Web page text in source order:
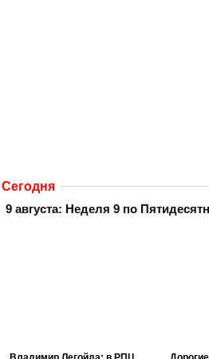
Сегодня
9 августа: Неделя 9 по